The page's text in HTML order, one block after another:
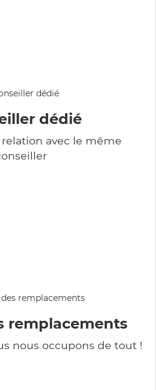
dédié
avec le même
remplacements
nous occupons de tout !